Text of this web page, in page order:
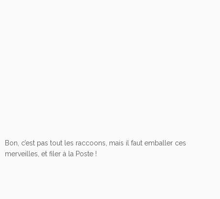
Bon, c’est pas tout les raccoons, mais il faut emballer ces
merveilles, et filer à la Poste !